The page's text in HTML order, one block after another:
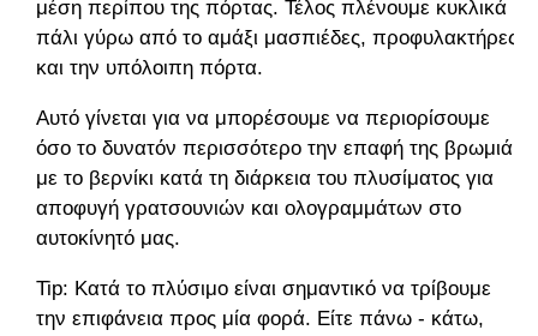
μέση περίπου της πόρτας. Τέλος πλένουμε κυκλικά
πάλι γύρω από το αμάξι μασπιέδες, προφυλακτήρες
και την υπόλοιπη πόρτα.
Αυτό γίνεται για να μπορέσουμε να περιορίσουμε
όσο το δυνατόν περισσότερο την επαφή της βρωμιά
με το βερνίκι κατά τη διάρκεια του πλυσίματος για
αποφυγή γρατσουνιών και ολογραμμάτων στο
αυτοκίνητό μας.
Tip: Κατά το πλύσιμο είναι σημαντικό να τρίβουμε
την επιφάνεια προς μία φορά. Είτε πάνω - κάτω,